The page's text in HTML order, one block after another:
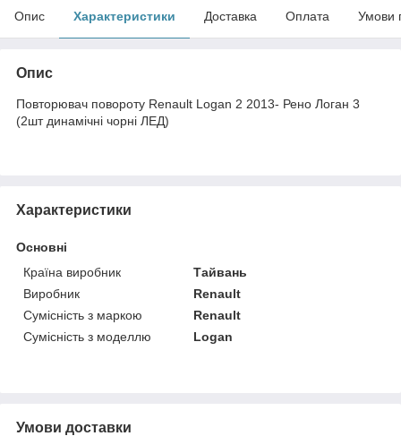
Опис Характеристики Доставка Оплата Умови
Опис
Повторювач повороту Renault Logan 2 2013- Рено Логан 3
(2шт динамічні чорні ЛЕД)
Характеристики
Основні
Країна виробник
Тайвань
Виробник
Renault
Сумісність з маркою
Renault
Сумісність з моделлю
Logan
Умови доставки